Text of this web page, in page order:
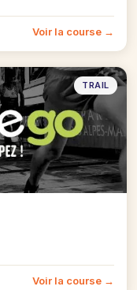
Voir la course →
TRAIL
Voir la course →